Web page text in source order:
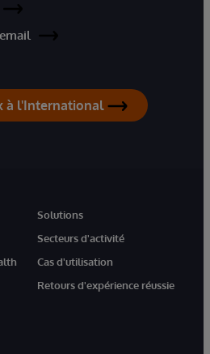
à l'International
Solutions
Secteurs d'activité
Cas d'utilisation
Retours d'expérience réussie